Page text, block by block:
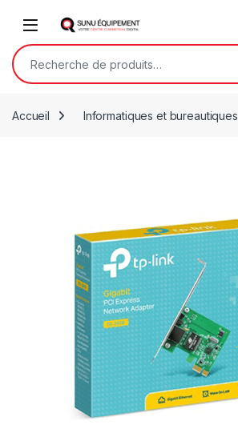
Open
Recherche pour :
Accueil Informatiques et bureautiques